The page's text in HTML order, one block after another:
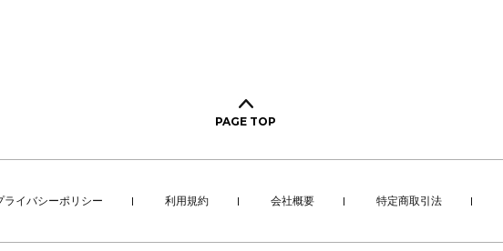
PAGE TOP
ライバシーポリシー 利用規約 会社概要 特定商取引法